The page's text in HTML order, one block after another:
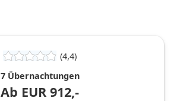
(4,4)
7 Übernachtungen
Ab EUR 912,-